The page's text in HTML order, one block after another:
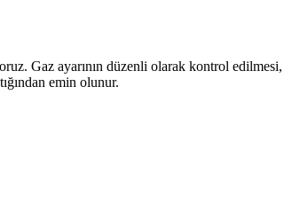
Gaz ayarının düzenli olarak kontrol edilmesi,
emin olunur.